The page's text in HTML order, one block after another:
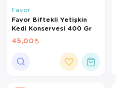
Favor
Favor Biftekli Yetişkin
Kedi Konservesi 400 Gr
45,00